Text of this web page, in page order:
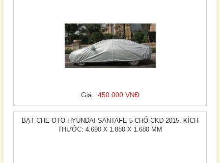
Giá : 450.000 VNĐ
BẠT CHE OTO HYUNDAI SANTAFE 5 CHỖ CKD 2015. KÍCH
THƯỚC: 4.690 X 1.880 X 1.680 MM